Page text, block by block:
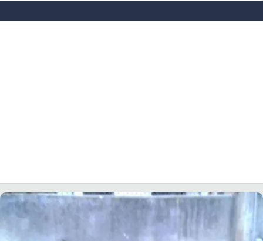
LACTV.IT
LACAPITALENEWS.IT